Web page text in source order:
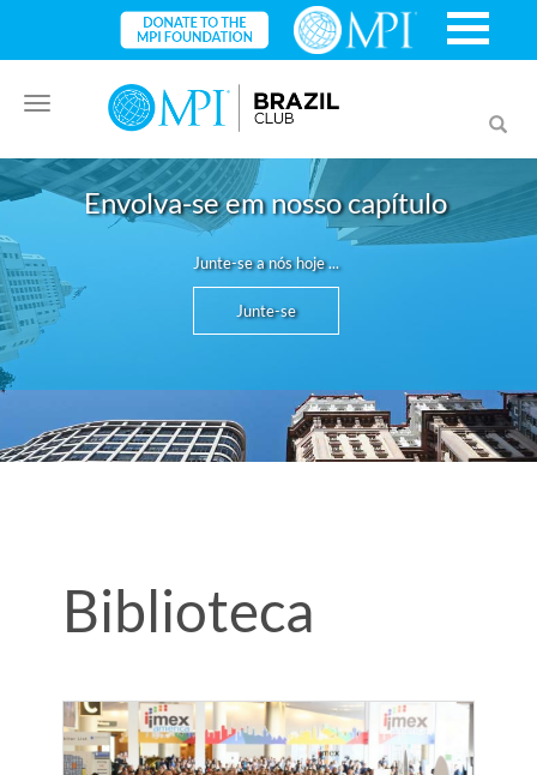
Toggle
navigation
Envolva-se em nosso capítulo
Junte-se a nós hoje ...
Junte-se
Biblioteca